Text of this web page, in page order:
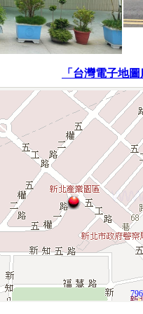
「台灣電子地